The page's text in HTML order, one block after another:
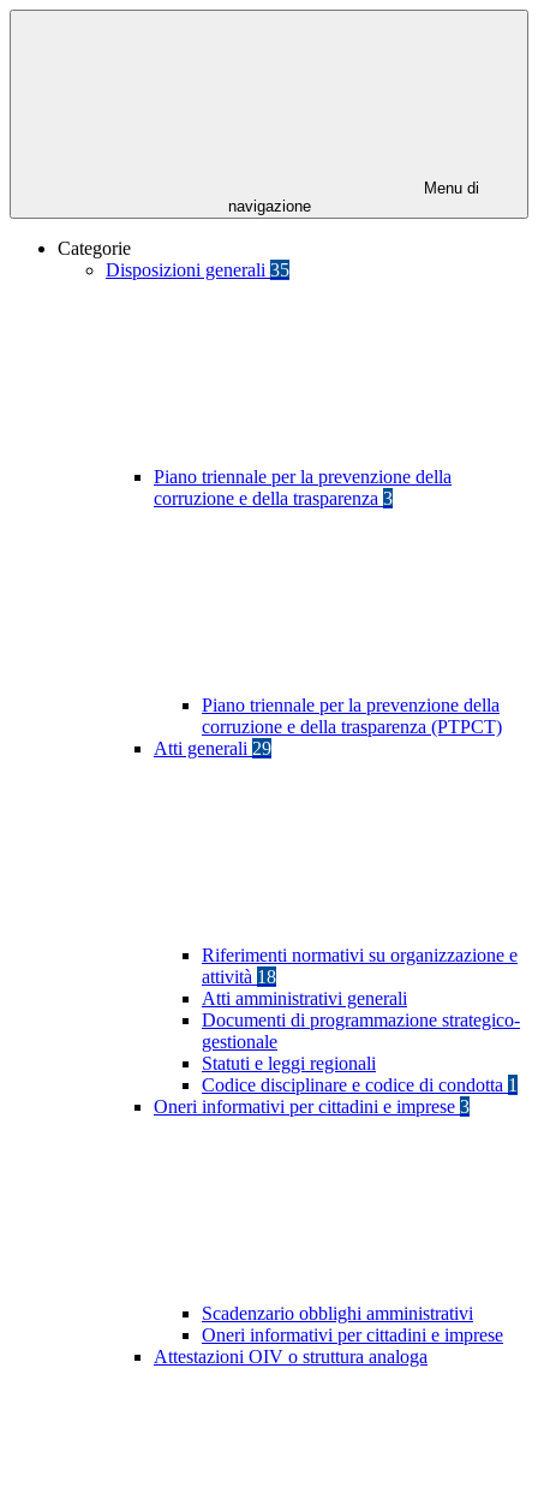
Menu di
navigazione
Categorie
Disposizioni generali 35
Piano triennale per la prevenzione della
corruzione e della trasparenza 3
Piano triennale per la prevenzione della
corruzione e della trasparenza (PTPCT)
Atti generali 29
Riferimenti normativi su organizzazione e
attività 18
Atti amministrativi generali
Documenti di programmazione strategico-
gestionale
Statuti e leggi regionali
Codice disciplinare e codice di condotta 1
Oneri informativi per cittadini e imprese 3
Scadenzario obblighi amministrativi
Oneri informativi per cittadini e imprese
Attestazioni OIV o struttura analoga